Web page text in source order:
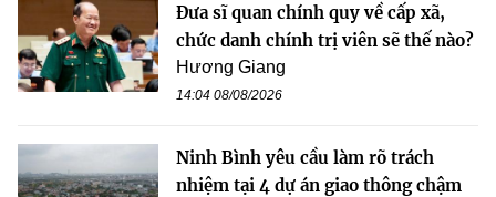
Đưa sĩ quan chính quy về cấp xã,
chức danh chính trị viên sẽ thế nào?
Hương Giang
14:04 08/08/2026
Ninh Bình yêu cầu làm rõ trách
nhiệm tại 4 dự án giao thông chậm